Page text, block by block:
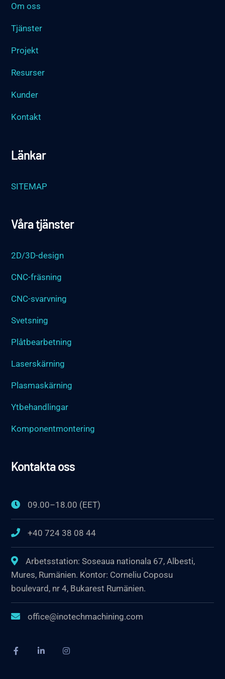
Om oss
Tjänster
Projekt
Resurser
Kunder
Kontakt
Länkar
SITEMAP
Våra tjänster
2D/3D-design
CNC-fräsning
CNC-svarvning
Svetsning
Plåtbearbetning
Laserskärning
Plasmaskärning
Ytbehandlingar
Komponentmontering
Kontakta oss
09.00–18.00 (EET)
+40 724 38 08 44
Arbetsstation: Soseaua nationala 67, Albesti,
Mures, Rumänien. Kontor: Corneliu Coposu
boulevard, nr 4, Bukarest Rumänien.
office@inotechmachining.com